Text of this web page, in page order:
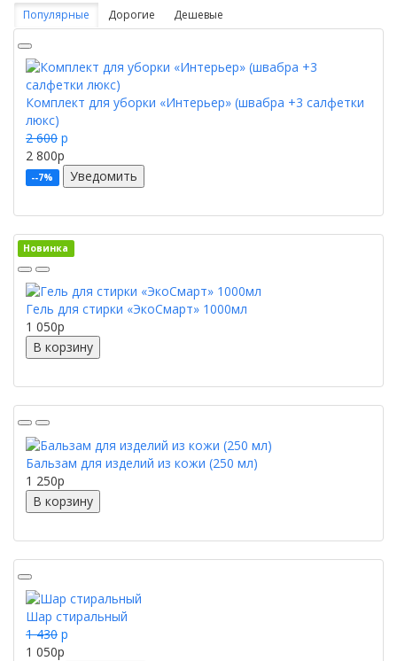
Популярные Дорогие Дешевые
Комплект для уборки «Интерьер» (швабра +3 салфетки
люкс)
2 600 p
2 800p
--7% Уведомить
Новинка
Гель для стирки «ЭкоСмарт» 1000мл
1 050p
В корзину
Бальзам для изделий из кожи (250 мл)
1 250p
В корзину
Шар стиральный
1 430 p
1 050p